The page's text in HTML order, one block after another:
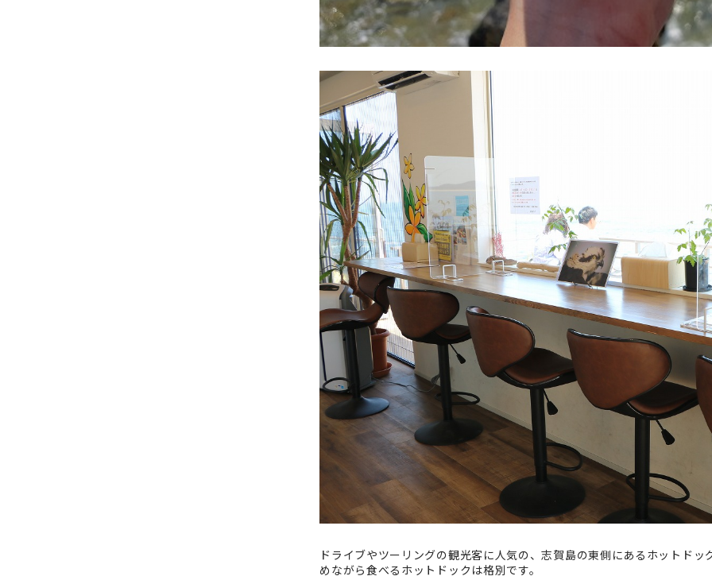
ドライブやツーリングの観光客に人気の、志賀島の東側にあるホットド
めながら食べるホットドックは格別です。